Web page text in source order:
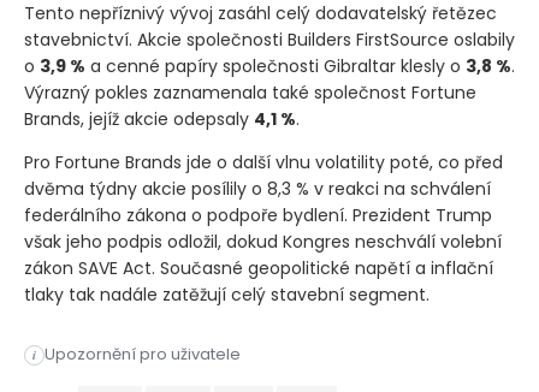
Tento nepříznivý vývoj zasáhl celý dodavatelský řetězec
stavebnictví. Akcie společnosti Builders FirstSource oslabily
o 3,9 % a cenné papíry společnosti Gibraltar klesly o 3,8 %.
Výrazný pokles zaznamenala také společnost Fortune
Brands, jejíž akcie odepsaly 4,1 %.
Pro Fortune Brands jde o další vlnu volatility poté, co před
dvěma týdny akcie posílily o 8,3 % v reakci na schválení
federálního zákona o podpoře bydlení. Prezident Trump
však jeho podpis odložil, dokud Kongres neschválí volební
zákon SAVE Act. Současné geopolitické napětí a inflační
tlaky tak nadále zatěžují celý stavební segment.
i Upozornění pro uživatele